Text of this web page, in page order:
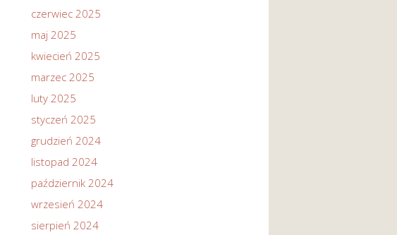
czerwiec 2025
maj 2025
kwiecień 2025
marzec 2025
luty 2025
styczeń 2025
grudzień 2024
listopad 2024
październik 2024
wrzesień 2024
sierpień 2024